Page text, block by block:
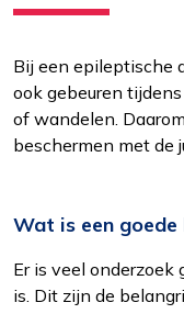
Bij een epileptische
ook gebeuren
of wandelen.
beschermen met de
Wat is een goede
Er is veel
is. Dit zijn de